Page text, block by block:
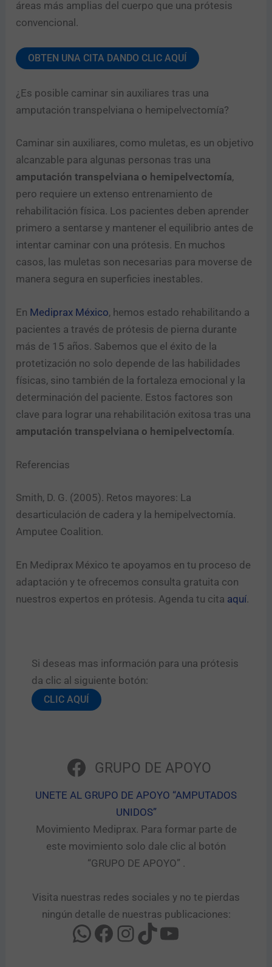
áreas más amplias del cuerpo que una prótesis
convencional.
OBTEN UNA CITA DANDO CLIC AQUÍ
¿Es posible caminar sin auxiliares tras una
amputación transpelviana o hemipelvectomía?
Caminar sin auxiliares, como muletas, es un objetivo
alcanzable para algunas personas tras una
amputación transpelviana o hemipelvectomía,
pero requiere un extenso entrenamiento de
rehabilitación física. Los pacientes deben aprender
primero a sentarse y mantener el equilibrio antes de
intentar caminar con una prótesis. En muchos
casos, las muletas son necesarias para moverse de
manera segura en superficies inestables.
En Mediprax México, hemos estado rehabilitando a
pacientes a través de prótesis de pierna durante
más de 15 años. Sabemos que el éxito de la
protetización no solo depende de las habilidades
físicas, sino también de la fortaleza emocional y la
determinación del paciente. Estos factores son
clave para lograr una rehabilitación exitosa tras una
amputación transpelviana o hemipelvectomía.
Referencias
Smith, D. G. (2005). Retos mayores: La
desarticulación de cadera y la hemipelvectomía.
Amputee Coalition.
En Mediprax México te apoyamos en tu proceso de
adaptación y te ofrecemos consulta gratuita con
nuestros expertos en prótesis. Agenda tu cita aquí.
Si deseas mas información para una prótesis
da clic al siguiente botón:​
CLIC AQUÍ
GRUPO DE APOYO
UNETE AL GRUPO DE APOYO “AMPUTADOS
UNIDOS”​
Movimiento Mediprax. Para formar parte de
este movimiento solo dale clic al botón
“GRUPO DE APOYO” .​
Visita nuestras redes sociales y no te pierdas
ningún detalle de nuestras publicaciones: